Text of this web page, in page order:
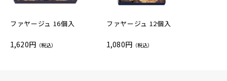
ファヤージュ 16個入
1,620円 （税込）
ファヤージュ 12個入
1,080円 （税込）